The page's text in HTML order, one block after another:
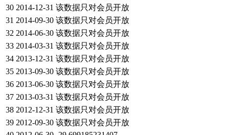
30 2014-12-31 该数据只对会员开放
31 2014-09-30 该数据只对会员开放
32 2014-06-30 该数据只对会员开放
33 2014-03-31 该数据只对会员开放
34 2013-12-31 该数据只对会员开放
35 2013-09-30 该数据只对会员开放
36 2013-06-30 该数据只对会员开放
37 2013-03-31 该数据只对会员开放
38 2012-12-31 该数据只对会员开放
39 2012-09-30 该数据只对会员开放